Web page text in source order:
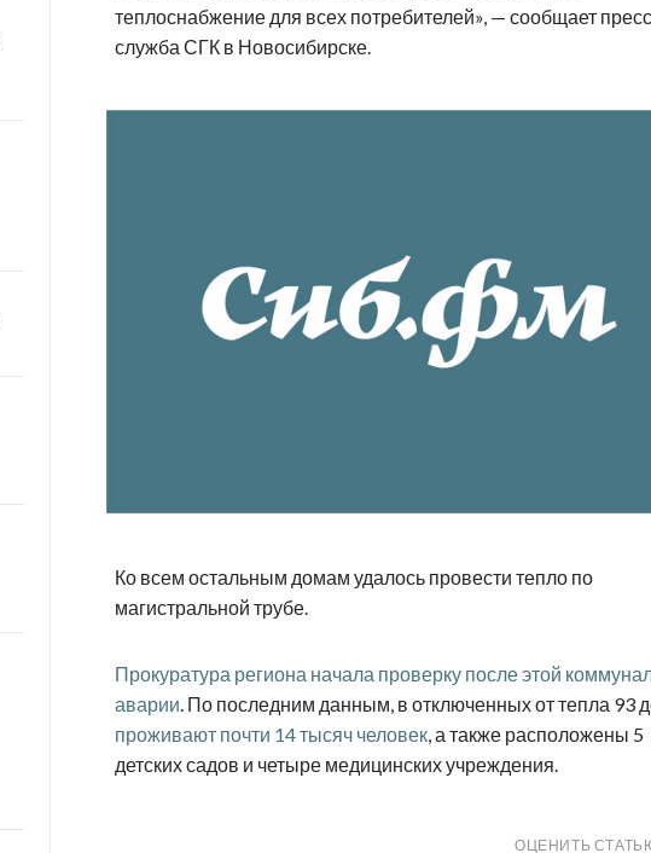
теплоснабжение для всех потребителей», — сообщает
служба СГК в Новосибирске.
Ко всем остальным домам удалось провести тепло по
магистральной трубе.
Прокуратура региона начала проверку после этой
аварии. По последним данным, в отключенных от тепла 93
проживают почти 14 тысяч человек, а также расположены 5
детских садов и четыре медицинских учреждения.
ОЦЕНИТЬ